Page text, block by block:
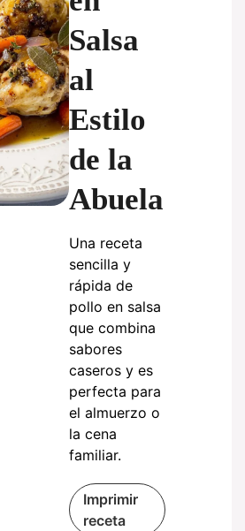
Salsa
al
Estilo
de la
Abuela
Una receta
sencilla y
rápida de
pollo en salsa
que combina
sabores
caseros y es
perfecta para
el almuerzo o
la cena
familiar.
Imprimir
receta